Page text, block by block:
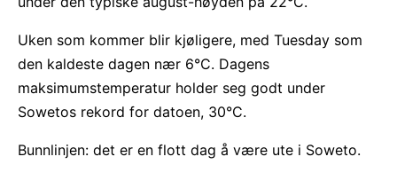
Uken som kommer blir kjøligere, med Tuesday som
den kaldeste dagen nær 6°C. Dagens
maksimumstemperatur holder seg godt under
Sowetos rekord for datoen, 30°C.
Bunnlinjen: det er en flott dag å være ute i Soweto.